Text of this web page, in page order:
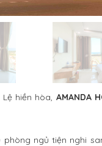
hiền hòa, AMANDA
ngủ tiện nghi